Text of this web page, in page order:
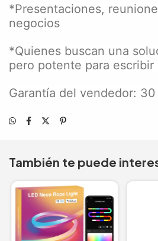
*Presentaciones,
negocios
*Quienes buscan una
pero potente para escribir
Garantía del vendedor: 30
También te puede